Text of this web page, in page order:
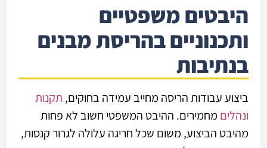
היבטים משפטיים
ותכנוניים בהריסת מבנים
בנתיבות
ביצוע עבודות הריסה מחייב עמידה בחוקים, תקנות
ונהלים מחמירים. ההיבט המשפטי חשוב לא פחות
מהיבט הביצוע, משום שכל חריגה עלולה לגרור קנסות,